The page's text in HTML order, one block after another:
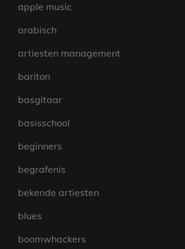
apple music
arabisch
artiesten management
bariton
basgitaar
basisschool
beginners
begrafenis
bekende artiesten
blues
boomwhackers